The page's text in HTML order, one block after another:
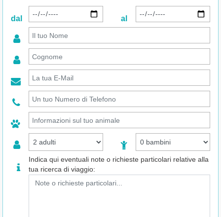
dal al
Indica qui eventuali note o richieste particolari relative alla
tua ricerca di viaggio: